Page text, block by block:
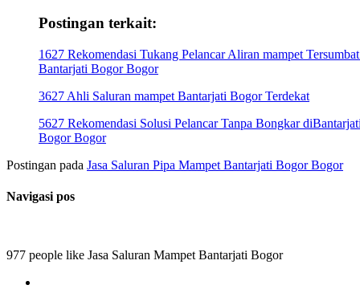
Postingan terkait:
1627 Rekomendasi Tukang Pelancar Aliran mampet
Bantarjati Bogor Bogor
3627 Ahli Saluran mampet Bantarjati Bogor Terdekat
5627 Rekomendasi Solusi Pelancar Tanpa Bongkar
Bogor Bogor
Postingan pada Jasa Saluran Pipa Mampet Bantarjati Bogor Bogor
Navigasi pos
977 people like Jasa Saluran Mampet Bantarjati Bogor